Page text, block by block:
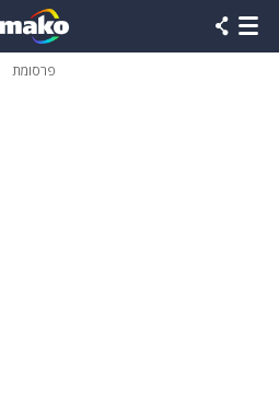
פרסומת